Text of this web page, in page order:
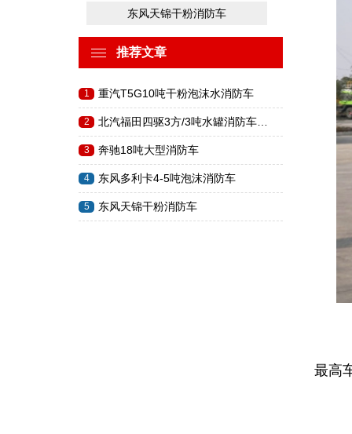
东风天锦干粉消防车
推荐文章
1 重汽T5G10吨干粉泡沫水消防车
2 北汽福田四驱3方/3吨水罐消防车…
3 奔驰18吨大型消防车
4 东风多利卡4-5吨泡沫消防车
5 东风天锦干粉消防车
最高